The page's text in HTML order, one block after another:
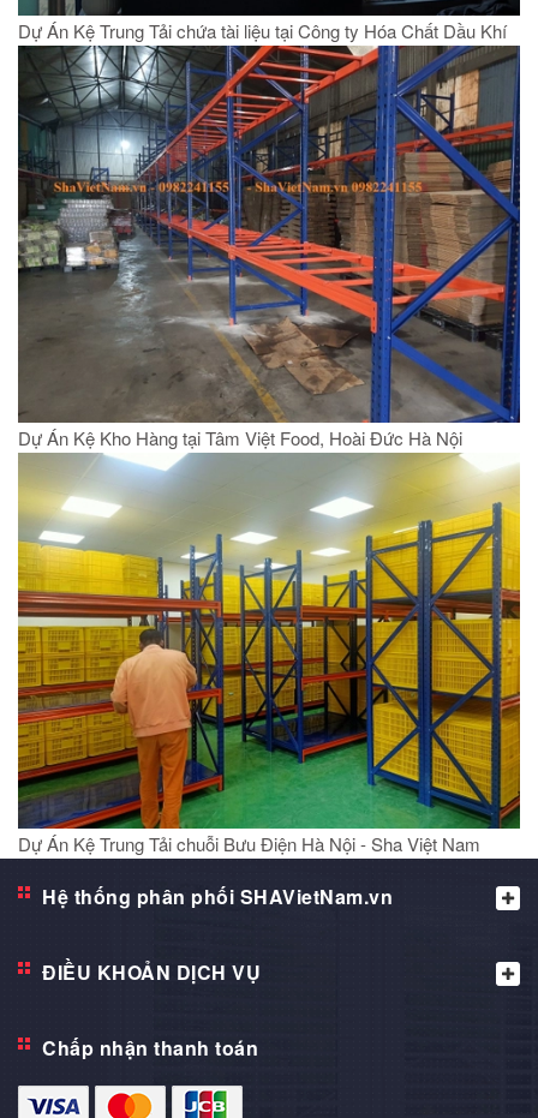
Dự Án Kệ Trung Tải chứa tài liệu tại Công ty Hóa Chất Dầu Khí
Dự Án Kệ Kho Hàng tại Tâm Việt Food, Hoài Đức Hà Nội
Dự Án Kệ Trung Tải chuỗi Bưu Điện Hà Nội - Sha Việt Nam
Hệ thống phân phối SHAVietNam.vn
ĐIỀU KHOẢN DỊCH VỤ
Chấp nhận thanh toán